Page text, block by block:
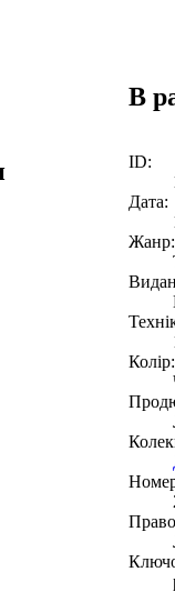
В
ID:
Дата:
Жанр:
Колір:
Номер